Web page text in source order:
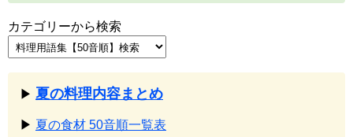
カテゴリーから検索
▶ 夏の料理内容まとめ
▶ 夏の食材 50音順一覧表